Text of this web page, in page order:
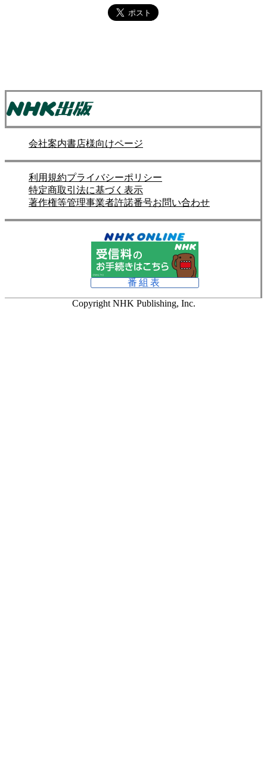
会社案内書店様向けページ
利用規約プライバシーポリシー
特定商取引法に基づく表示
著作権等管理事業者許諾番号お問い合わせ
番組表
Copyright NHK Publishing, Inc.